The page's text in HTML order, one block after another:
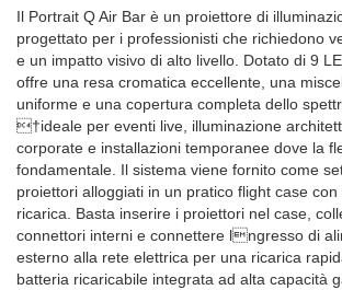
Il Portrait Q Air Bar è un proiettore di
progettato per i professionisti che richiedono
e un impatto visivo di alto livello. Dotato di 9
offre una resa cromatica eccellente, una
uniforme e una copertura completa dello
†ideale per eventi live, illuminazione
corporate e installazioni temporanee dove la
fondamentale. Il sistema viene fornito come
proiettori alloggiati in un pratico flight case
ricarica. Basta inserire i proiettori nel case,
connettori interni e connettere l⁩ngresso di
esterno alla rete elettrica per una ricarica
batteria ricaricabile integrata ad alta capacità